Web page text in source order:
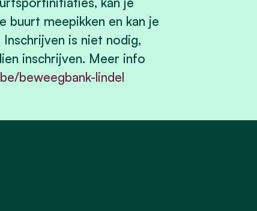
buurt meepikken en kan je
is niet nodig,
inschrijven. Meer info
beweegbank-lindel